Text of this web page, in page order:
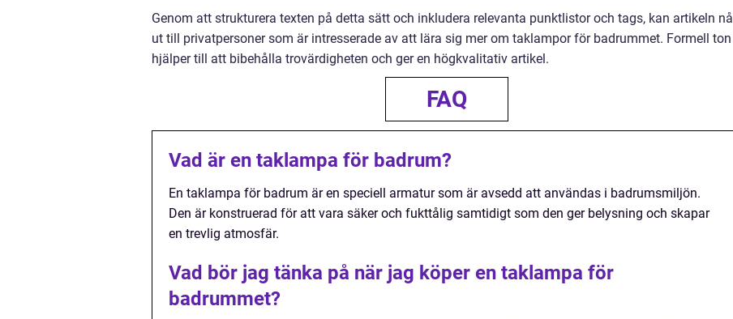
Genom att strukturera texten på detta sätt och inkludera relevanta punktlistor och tags, kan artikeln nå
ut till privatpersoner som är intresserade av att lära sig mer om taklampor för badrummet. Formell ton
hjälper till att bibehålla trovärdigheten och ger en högkvalitativ artikel.
FAQ
Vad är en taklampa för badrum?
En taklampa för badrum är en speciell armatur som är avsedd att användas i badrumsmiljön.
Den är konstruerad för att vara säker och fukttålig samtidigt som den ger belysning och skapar
en trevlig atmosfär.
Vad bör jag tänka på när jag köper en taklampa för
badrummet?